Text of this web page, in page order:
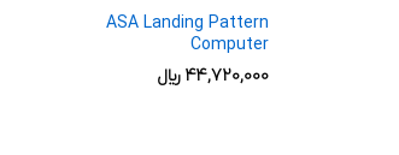
ASA Landing Pattern
Computer
44,720,000﷼